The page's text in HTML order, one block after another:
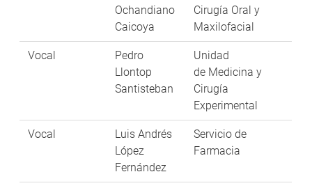
Ochandiano
Caicoya
Cirugía Oral y
Maxilofacial
Vocal
Pedro
Llontop
Santisteban
Unidad
de Medicina y
Cirugía
Experimental
Vocal
Luis Andrés
López
Fernández
Servicio de
Farmacia